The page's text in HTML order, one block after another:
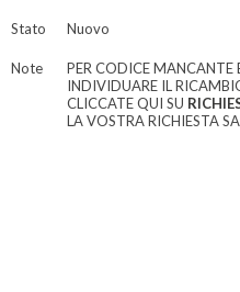
Stato Nuovo
Note
PER CODICE MANCANTE
INDIVIDUARE IL
CLICCATE QUI SU
LA VOSTRA RICHIESTA